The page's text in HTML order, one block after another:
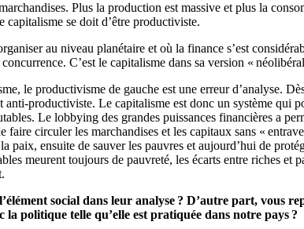
Plus la production est massive et plus la
capitalisme se doit d’être productiviste.
au niveau planétaire et où la finance s’est
C’est le capitalisme dans sa version «
le productivisme de gauche est une erreur d’analyse.
productiviste. Le capitalisme est donc un système qui
Le lobbying des grandes puissances financières a
circuler les marchandises et les capitaux sans «
ensuite de sauver les pauvres et aujourd’hui de
meurent toujours de pauvreté, les écarts entre riches et
social dans leur analyse ? D’autre part, vous
politique telle qu’elle est pratiquée dans notre pays ?